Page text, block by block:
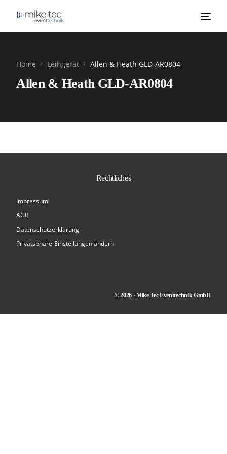
Home Leihgerät Allen & Heath GLD-AR0804
Allen & Heath GLD-AR0804
Rechtliches
Impressum
AGB
Datenschutzerklärung
Privatsphäre-Einstellungen ändern
© 2026 · Mike Tec Eventtechnik GmbH